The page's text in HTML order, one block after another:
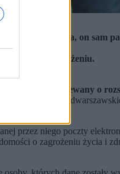
informuje policja, on sam
o zagrożeniu.
podejrzewany o
jednego z
przez niego poczty
o zagrożeniu życia i